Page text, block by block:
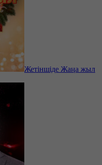
Жетіншіде Жаңа жыл